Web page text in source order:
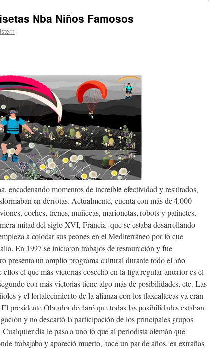
Nba Niños Famosos
istern
encadenando momentos de increíble efectividad y resultados,
en derrotas. Actualmente, cuenta con más de 4.000
coches, trenes, muñecas, marionetas, robots y patinetes,
mitad del siglo XVI, Francia -que se estaba desarrollando
a colocar sus peones en el Mediterráneo por lo que
En 1997 se iniciaron trabajos de restauración y fue
presenta un amplio programa cultural durante todo el año
el que más victorias cosechó en la liga regular anterior es el
con más victorias tiene algo más de posibilidades, etc. Las
y el fortalecimiento de la alianza con los tlaxcaltecas ya eran
presidente Obrador declaró que todas las posibilidades estaban
y no descartó la participación de los principales grupos
día le pasa a uno lo que al periodista alemán que
trabajaba y apareció muerto, hace un par de años, en extrañas